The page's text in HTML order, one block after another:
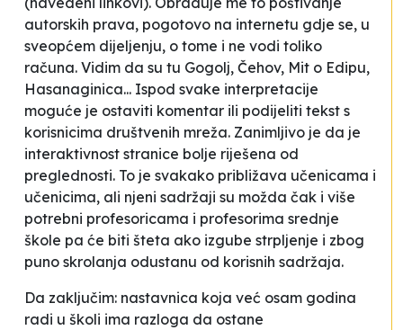
autorskih prava, pogotovo na internetu gdje se, u
sveopćem dijeljenju, o tome i ne vodi toliko
računa. Vidim da su tu Gogolj, Čehov, Mit o Edipu,
Hasanaginica... Ispod svake interpretacije
moguće je ostaviti komentar ili podijeliti tekst s
korisnicima društvenih mreža. Zanimljivo je da je
interaktivnost stranice bolje riješena od
preglednosti. To je svakako približava učenicama i
učenicima, ali njeni sadržaji su možda čak i više
potrebni profesoricama i profesorima srednje
škole pa će biti šteta ako izgube strpljenje i zbog
puno skrolanja odustanu od korisnih sadržaja.
Da zaključim: nastavnica koja već osam godina
radi u školi ima razloga da ostane